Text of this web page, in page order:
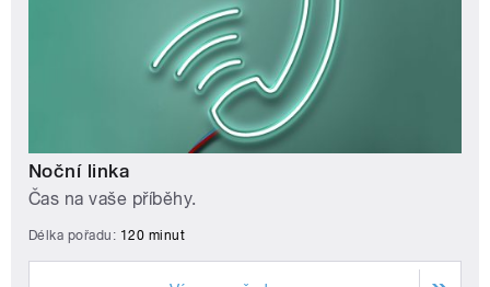
Noční linka
Čas na vaše příběhy.
Délka pořadu: 120 minut